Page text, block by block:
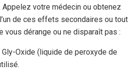
votre médecin ou obtenez
de ces effets secondaires ou tout
vous dérange ou ne disparaît pas :
Gly-Oxide (liquide de peroxyde de